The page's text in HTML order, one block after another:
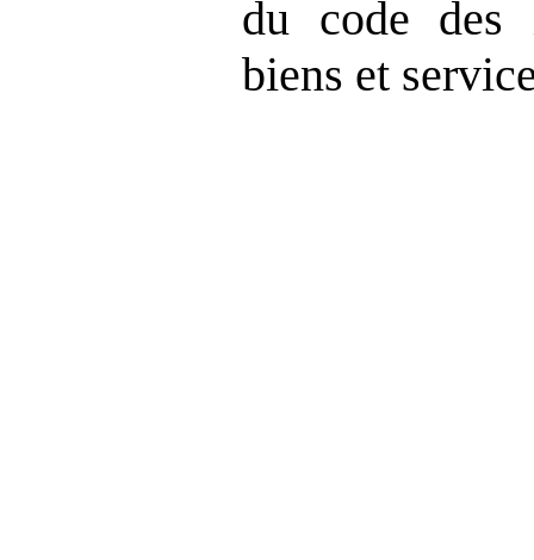
du code des
biens et